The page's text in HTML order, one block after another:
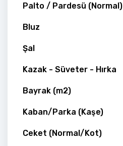
Palto / Pardesü (Normal)
Bluz
Şal
Kazak - Süveter - Hırka
Bayrak (m2)
Kaban/Parka (Kaşe)
Ceket (Normal/Kot)